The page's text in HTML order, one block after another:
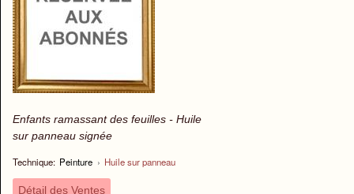
Enfants ramassant des feuilles - Huile
sur panneau signée
Technique: Peinture › Huile sur panneau
Détail des Ventes